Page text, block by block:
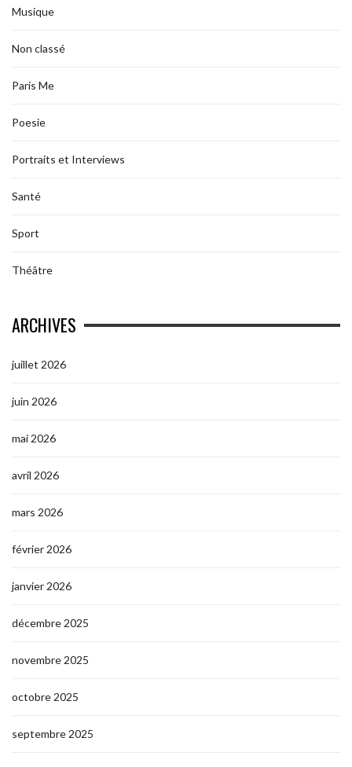
Musique
Non classé
Paris Me
Poesie
Portraits et Interviews
Santé
Sport
Théâtre
ARCHIVES
juillet 2026
juin 2026
mai 2026
avril 2026
mars 2026
février 2026
janvier 2026
décembre 2025
novembre 2025
octobre 2025
septembre 2025